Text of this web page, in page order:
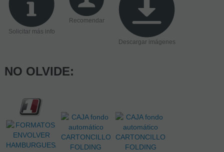
Solicitar más info
Recomendar
Descargar imágenes
NO OLVIDE: